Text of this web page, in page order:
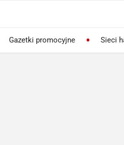
Gazetki promocyjne Sieci